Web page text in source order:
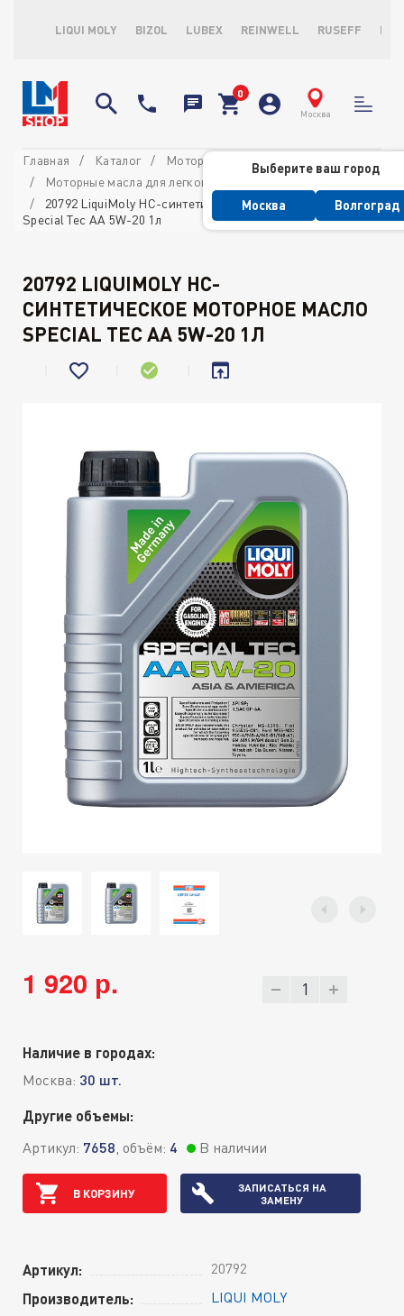
LIQUI MOLY BIZOL LUBEX REINWELL RUSEFF
Москва
Выберите ваш город
Москва Волгоград
Главная Каталог
Моторные масла
Моторные масла для легковых автомобилей
20792 LiquiMoly НС-синтетическое моторное масло
Special Tec AA 5W-20 1л
20792 LIQUIMOLY НС-
СИНТЕТИЧЕСКОЕ МОТОРНОЕ МАСЛО
SPECIAL TEC AA 5W-20 1Л
1 920 р.
Наличие в городах:
Москва: 30 шт.
Другие объемы:
Артикул: 7658, объём: 4 В наличии
В КОРЗИНУ
ЗАПИСАТЬСЯ НА
ЗАМЕНУ
Артикул: 20792
Производитель: LIQUI MOLY